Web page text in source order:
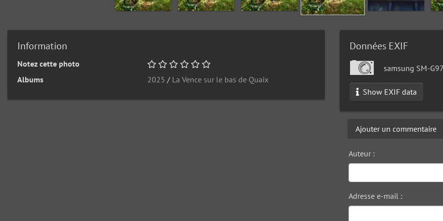
Information
Notez cette photo
Albums
2025 / La Vence sur le bas de Quaix
Données EXIF
samsung SM-
Show EXIF data
Ajouter un commentaire
Auteur :
Adresse e-mail :